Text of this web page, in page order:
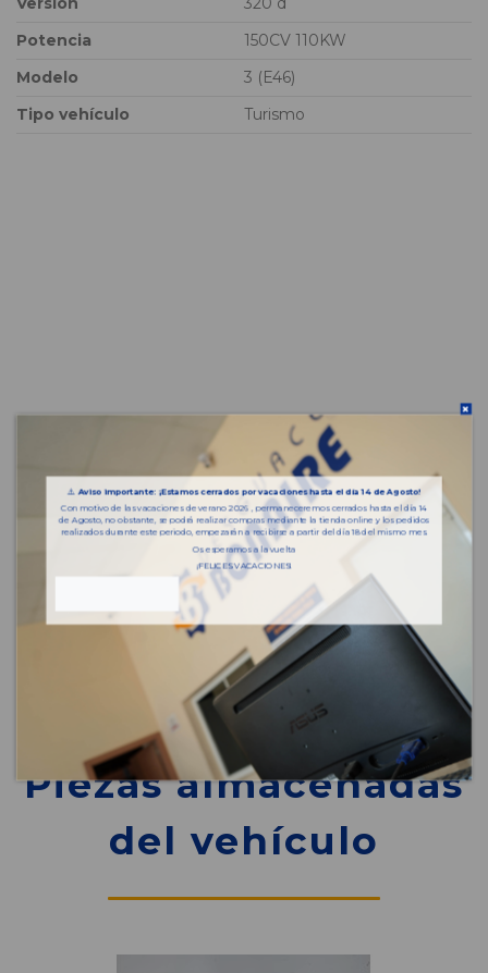
Potencia
150CV 110KW
Modelo
3 (E46)
Tipo vehículo
Turismo
Piezas almacenadas
del vehículo
⚠️Aviso importante: ¡Estamos cerrados por vacaciones hasta el día 14 de Agosto!
Con motivo de las vacaciones de verano 2026 , permaneceremos cerrados hasta el día 14
de Agosto, no obstante, se podrá realizar compras mediante la tienda online y los pedidos
realizados durante este periodo, empezarán a recibirse a partir del día 18 del mismo mes.
Os esperamos a la vuelta
¡FELICES VACACIONES!